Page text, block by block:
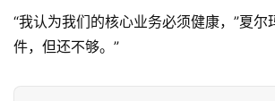
“我认为我们的核心业务必须健康，”夏尔
件，但还不够。”